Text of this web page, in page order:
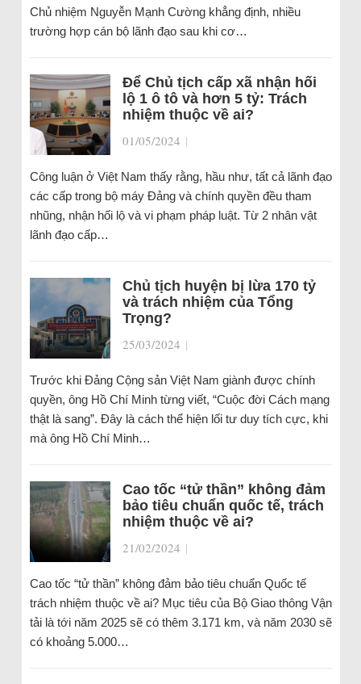
Chủ nhiệm Nguyễn Mạnh Cường khẳng định, nhiều
trường hợp cán bộ lãnh đạo sau khi cơ…
Để Chủ tịch cấp xã nhận hối
lộ 1 ô tô và hơn 5 tỷ: Trách
nhiệm thuộc về ai?
01/05/2024 |
Công luận ở Việt Nam thấy rằng, hầu như, tất cả lãnh đạo
các cấp trong bộ máy Đảng và chính quyền đều tham
nhũng, nhận hối lộ và vi phạm pháp luật. Từ 2 nhân vật
lãnh đạo cấp…
Chủ tịch huyện bị lừa 170 tỷ
và trách nhiệm của Tổng
Trọng?
25/03/2024 |
Trước khi Đảng Cộng sản Việt Nam giành được chính
quyền, ông Hồ Chí Minh từng viết, “Cuộc đời Cách mạng
thật là sang”. Đây là cách thể hiện lối tư duy tích cực, khi
mà ông Hồ Chí Minh…
Cao tốc “tử thần” không đảm
bảo tiêu chuẩn quốc tế, trách
nhiệm thuộc về ai?
21/02/2024 |
Cao tốc “tử thần” không đảm bảo tiêu chuẩn Quốc tế
trách nhiệm thuộc về ai? Mục tiêu của Bộ Giao thông Vận
tải là tới năm 2025 sẽ có thêm 3.171 km, và năm 2030 sẽ
có khoảng 5.000…